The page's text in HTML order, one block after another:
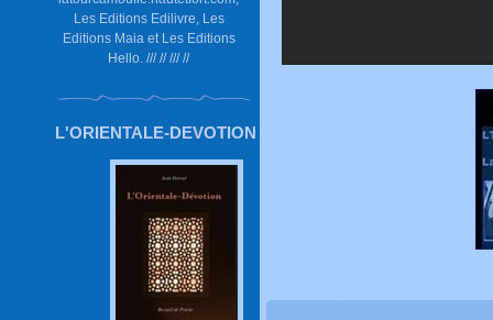
Les Editions Edilivre, Les
Editions Maia et Les Editions
Hello. /// // /// //
L'ORIENTALE-DEVOTION